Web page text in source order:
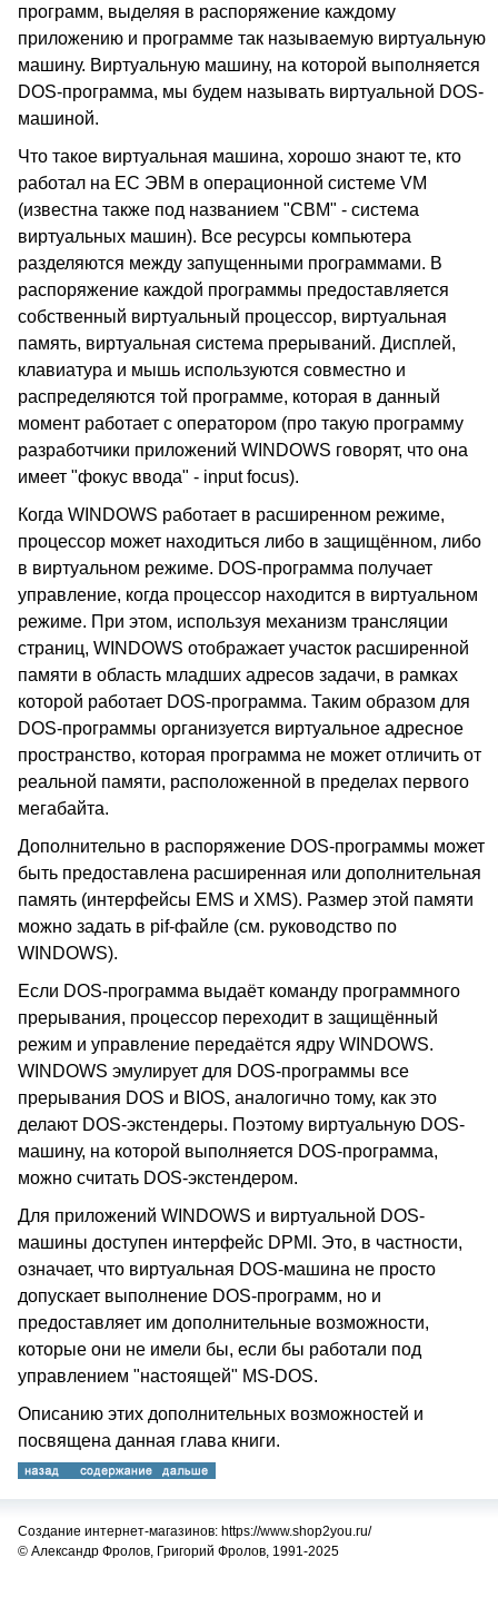
программ, выделяя в распоряжение каждому
приложению и программе так называемую виртуальную
машину. Виртуальную машину, на которой выполняется
DOS-программа, мы будем называть виртуальной DOS-
машиной.
Что такое виртуальная машина, хорошо знают те, кто
работал на ЕС ЭВМ в операционной системе VM
(известна также под названием "СВМ" - система
виртуальных машин). Все ресурсы компьютера
разделяются между запущенными программами. В
распоряжение каждой программы предоставляется
собственный виртуальный процессор, виртуальная
память, виртуальная система прерываний. Дисплей,
клавиатура и мышь используются совместно и
распределяются той программе, которая в данный
момент работает с оператором (про такую программу
разработчики приложений WINDOWS говорят, что она
имеет "фокус ввода" - input focus).
Когда WINDOWS работает в расширенном режиме,
процессор может находиться либо в защищённом, либо
в виртуальном режиме. DOS-программа получает
управление, когда процессор находится в виртуальном
режиме. При этом, используя механизм трансляции
страниц, WINDOWS отображает участок расширенной
памяти в область младших адресов задачи, в рамках
которой работает DOS-программа. Таким образом для
DOS-программы организуется виртуальное адресное
пространство, которая программа не может отличить от
реальной памяти, расположенной в пределах первого
мегабайта.
Дополнительно в распоряжение DOS-программы может
быть предоставлена расширенная или дополнительная
память (интерфейсы EMS и XMS). Размер этой памяти
можно задать в pif-файле (см. руководство по
WINDOWS).
Если DOS-программа выдаёт команду программного
прерывания, процессор переходит в защищённый
режим и управление передаётся ядру WINDOWS.
WINDOWS эмулирует для DOS-программы все
прерывания DOS и BIOS, аналогично тому, как это
делают DOS-экстендеры. Поэтому виртуальную DOS-
машину, на которой выполняется DOS-программа,
можно считать DOS-экстендером.
Для приложений WINDOWS и виртуальной DOS-
машины доступен интерфейс DPMI. Это, в частности,
означает, что виртуальная DOS-машина не просто
допускает выполнение DOS-программ, но и
предоставляет им дополнительные возможности,
которые они не имели бы, если бы работали под
управлением "настоящей" MS-DOS.
Описанию этих дополнительных возможностей и
посвящена данная глава книги.
Создание интернет-магазинов: https://www.shop2you.ru/
© Александр Фролов, Григорий Фролов, 1991-2025